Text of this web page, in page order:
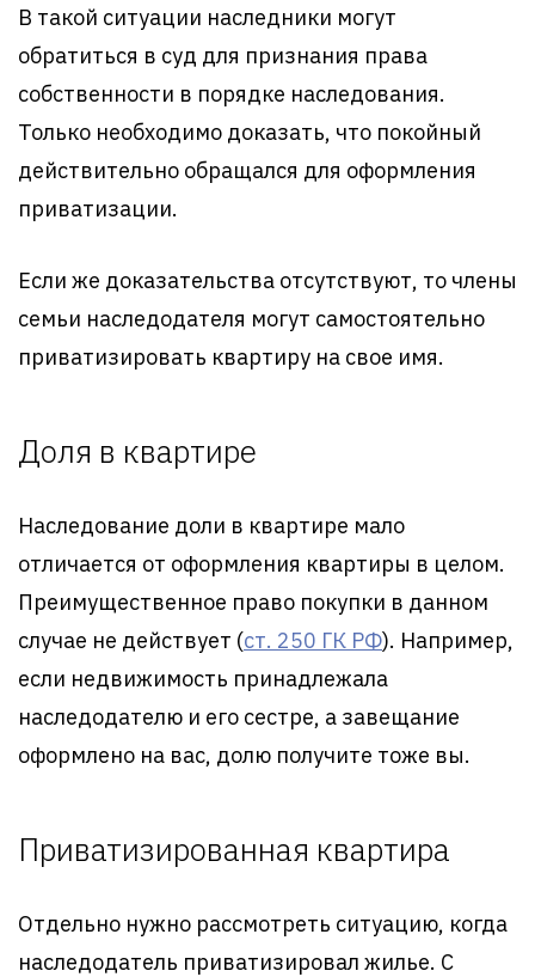
В такой ситуации наследники могут
обратиться в суд для признания права
собственности в порядке наследования.
Только необходимо доказать, что покойный
действительно обращался для оформления
приватизации.
Если же доказательства отсутствуют, то члены
семьи наследодателя могут самостоятельно
приватизировать квартиру на свое имя.
Доля в квартире
Наследование доли в квартире мало
отличается от оформления квартиры в целом.
Преимущественное право покупки в данном
случае не действует (ст. 250 ГК РФ). Например,
если недвижимость принадлежала
наследодателю и его сестре, а завещание
оформлено на вас, долю получите тоже вы.
Приватизированная квартира
Отдельно нужно рассмотреть ситуацию, когда
наследодатель приватизировал жилье. С